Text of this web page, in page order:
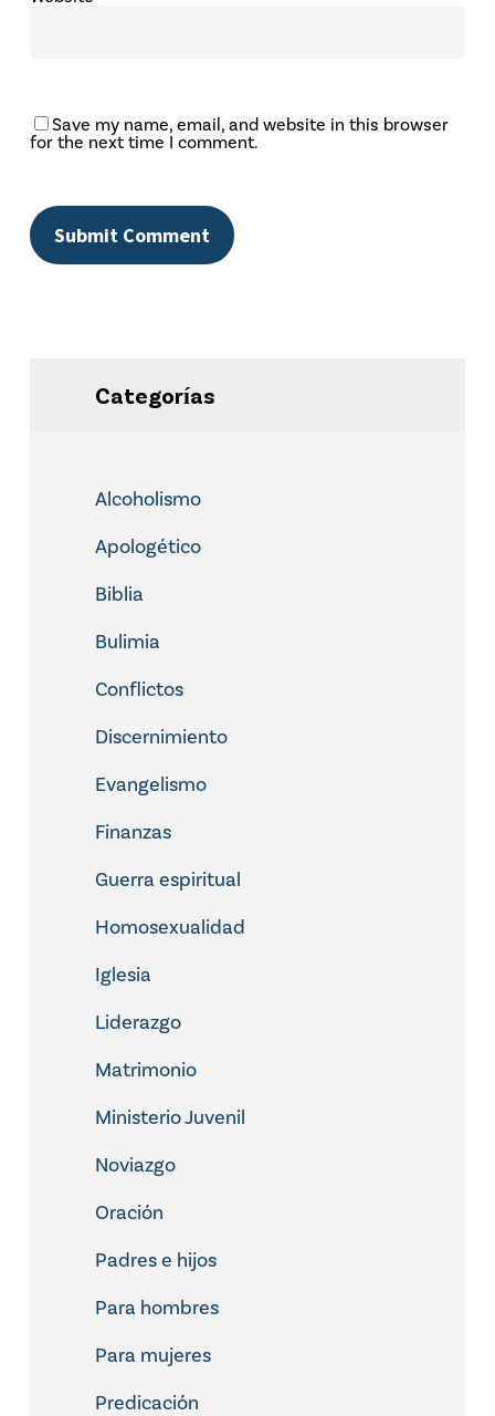
Save my name, email, and website in this browser
for the next time I comment.
Categorías
Alcoholismo
Apologético
Biblia
Bulimia
Conflictos
Discernimiento
Evangelismo
Finanzas
Guerra espiritual
Homosexualidad
Iglesia
Liderazgo
Matrimonio
Ministerio Juvenil
Noviazgo
Oración
Padres e hijos
Para hombres
Para mujeres
Predicación